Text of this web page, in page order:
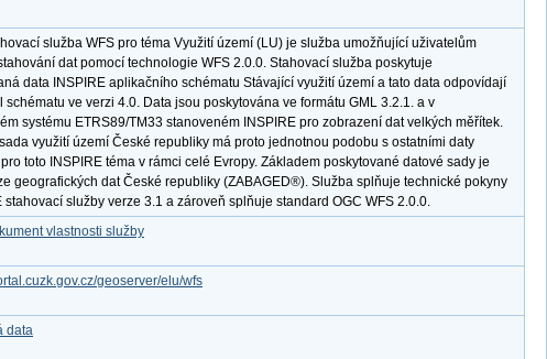
služba WFS pro téma Využití území (LU) je služba umožňující uživatelům
dat pomocí technologie WFS 2.0.0. Stahovací služba poskytuje
data INSPIRE aplikačního schématu Stávající využití území a tato data odpovídají
schématu ve verzi 4.0. Data jsou poskytována ve formátu GML 3.2.1. a v
systému ETRS89/TM33 stanoveném INSPIRE pro zobrazení dat velkých měřítek.
využití území České republiky má proto jednotnou podobu s ostatními daty
toto INSPIRE téma v rámci celé Evropy. Základem poskytované datové sady je
geografických dat České republiky (ZABAGED®). Služba splňuje technické pokyny
stahovací služby verze 3.1 a zároveň splňuje standard OGC WFS 2.0.0.
vlastnosti služby
geoserver/elu/wfs
data